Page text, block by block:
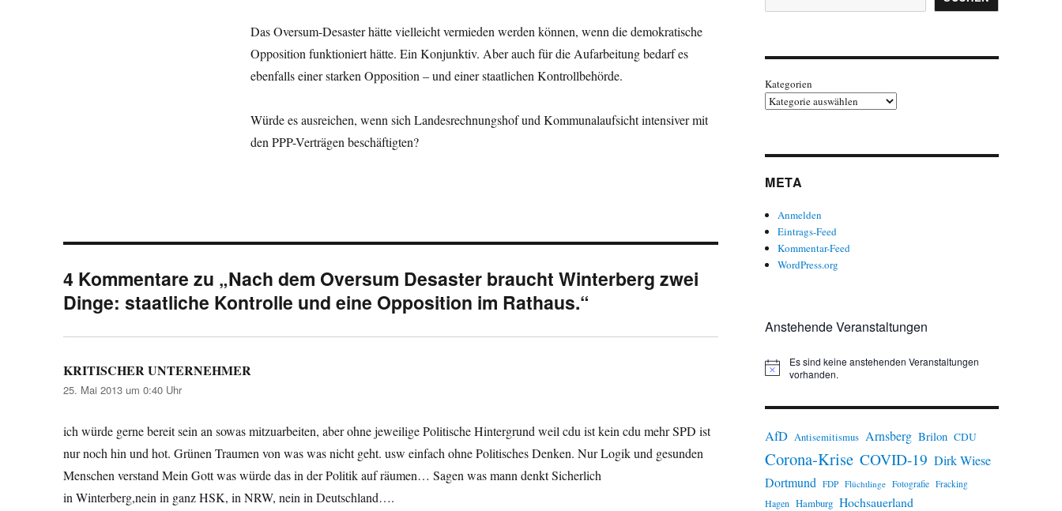
Das Oversum-Desaster hätte vielleicht vermieden werden können, wenn die demokratische
Opposition funktioniert hätte. Ein Konjunktiv. Aber auch für die Aufarbeitung bedarf es
ebenfalls einer starken Opposition – und einer staatlichen Kontrollbehörde.
Würde es ausreichen, wenn sich Landesrechnungshof und Kommunalaufsicht intensiver mit
den PPP-Verträgen beschäftigten?
4 Kommentare zu „Nach dem Oversum Desaster braucht Winterberg zwei
Dinge: staatliche Kontrolle und eine Opposition im Rathaus.“
KRITISCHER UNTERNEHMER
25. Mai 2013 um 0:40 Uhr
ich würde gerne bereit sein an sowas mitzuarbeiten, aber ohne jeweilige Politische Hintergrund weil cdu ist kein cdu mehr SPD ist
nur noch hin und hot. Grünen Traumen von was was nicht geht. usw einfach ohne Politisches Denken. Nur Logik und gesunden
Menschen verstand Mein Gott was würde das in der Politik auf räumen… Sagen was mann denkt Sicherlich
in Winterberg,nein in ganz HSK, in NRW, nein in Deutschland….
Kategorien
META
Anmelden
Eintrags-Feed
Kommentar-Feed
WordPress.org
Anstehende Veranstaltungen
H
w
Es sind keine anstehenden Veranstaltungen
vorhanden.
AfD Antisemitismus Arnsberg Brilon CDU
Corona-Krise COVID-19 Dirk Wiese
Dortmund FDP Flüchtlinge Fotografie Fracking
Hagen Hamburg Hochsauerland